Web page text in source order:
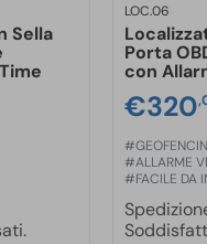
dispositivo è
085 950114
scelta del prodotto
Sella
LOC.06
Porta
con
€320
#ALLARME
#FACILE DA